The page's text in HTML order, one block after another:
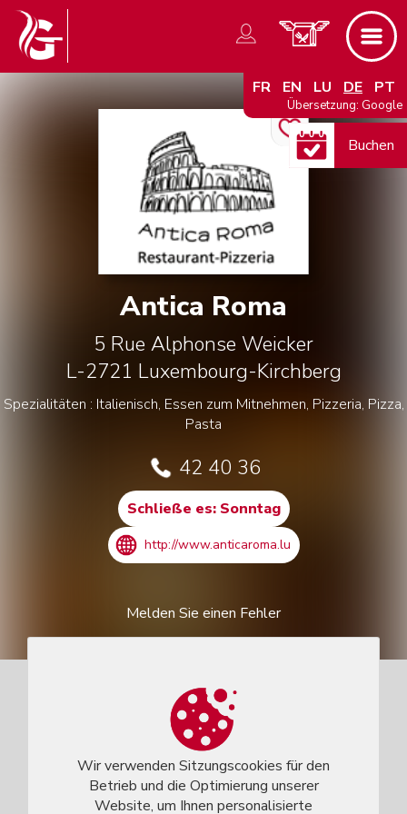
FR EN LU DE PT
Übersetzung: Google
Antica Roma
5 Rue Alphonse Weicker
L-2721 Luxembourg-Kirchberg
Spezialitäten : Italienisch, Essen zum Mitnehmen, Pizzeria, Pizza,
Pasta
42 40 36
Schließe es: Sonntag
http://www.anticaroma.lu
Melden Sie einen Fehler
Buchen
Wir verwenden Sitzungscookies für den
Betrieb und die Optimierung unserer
Website, um Ihnen personalisierte